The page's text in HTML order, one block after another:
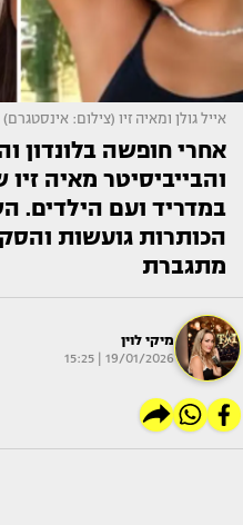
אייל גולן ומאיה זיו (צילום: אינסטגרם)
אחרי חופשה בלונדון
והבייביסיטר מאיה
במדריד ועם הילדים.
הכותרות גועשות
מתגברת
מיקי לוין
19/01/2026 | 15:25